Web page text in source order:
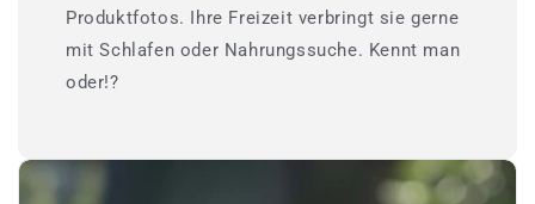
Produktfotos. Ihre Freizeit verbringt sie gerne
mit Schlafen oder Nahrungssuche. Kennt man
oder!?